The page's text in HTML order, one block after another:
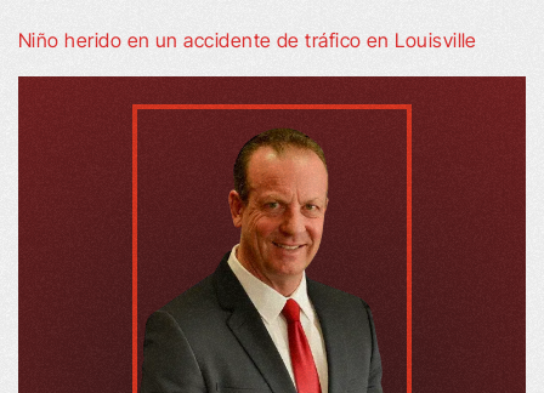
Niño herido en un accidente de tráfico en Louisville